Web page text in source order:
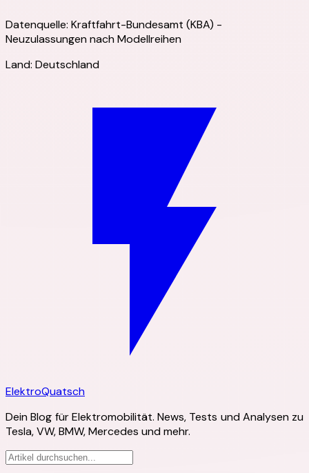
Datenquelle: Kraftfahrt-Bundesamt (KBA) -
Neuzulassungen nach Modellreihen
Land: Deutschland
ElektroQuatsch
Dein Blog für Elektromobilität. News, Tests und Analysen zu
Tesla, VW, BMW, Mercedes und mehr.